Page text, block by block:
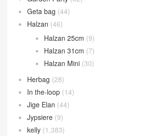
Geta bag (44)
Halzan (46)
Halzan 25cm (9)
Halzan 31cm (7)
Halzan Mini (30)
Herbag (28)
In the-loop (14)
Jige Elan (44)
Jypsiere (9)
kelly (1,383)